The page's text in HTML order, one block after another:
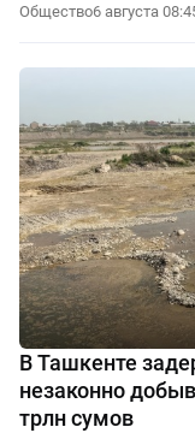
Общество6 августа
В Ташкенте
незаконно
трлн сумов